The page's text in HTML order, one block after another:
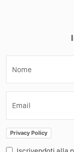
Nome
Email
Privacy Policy